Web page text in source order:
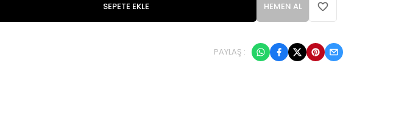
SEPETE EKLE HEMEN AL
PAYLAŞ :